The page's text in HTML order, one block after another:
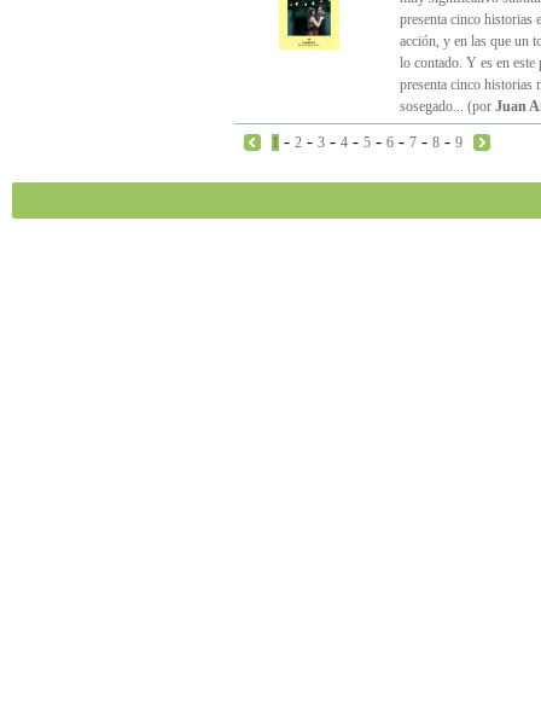
presenta cinco historias
acción, y en las que un
lo contado. Y es en
presenta cinco historias
sosegado... (por Juan
1 - 2 - 3 - 4 - 5 - 6 - 7 - 8 - 9